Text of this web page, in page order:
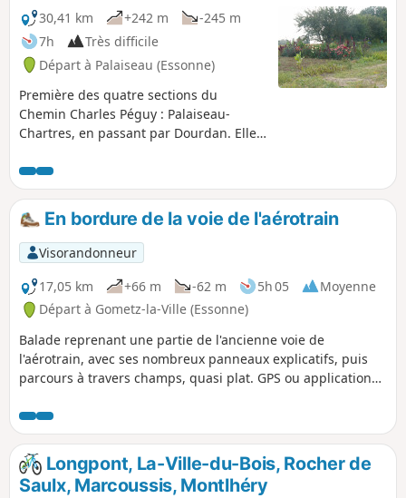
première publication sur Internet.
30,41 km +242 m
-245 m
7h
Très difficile
Départ à Palaiseau (Essonne)
Première des quatre sections du
Chemin Charles Péguy : Palaiseau-
Chartres, en passant par Dourdan. Elle
Charles Péguy qui fit deux pèlerinages
en 1912 puis 1913, en 4 jours aller-
retour.En bordure de la voie de l'aérotrain
Visorandonneur
17,05 km
+66 m -62 m 5h 05
Moyenne
Départ à Gometz-la-Ville (Essonne)
Balade reprenant une partie de l'ancienne voie de
l'aérotrain, avec ses nombreux panneaux explicatifs, puis
parcours à travers champs, quasi plat. GPS ou application
avis
Longpont, La-Ville-du-Bois, Rocher de
Saulx, Marcoussis, Montlhéry